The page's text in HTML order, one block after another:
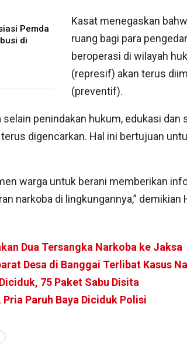
Pemda
di
Kasat menegaskan
ruang bagi para
beroperasi di wilayah
(represif) akan terus
(preventif).
penindakan hukum, edukasi
digencarkan. Hal ini bertujuan
warga untuk berani memberikan
narkoba di lingkungannya,” demikian
Dua Tersangka Narkoba ke Jaksa
Desa di Banggai Terlibat Kasus
75 Paket Sabu Disita
Paruh Baya Diciduk Polisi